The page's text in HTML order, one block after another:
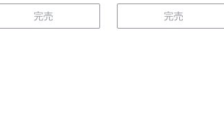
完売 完売